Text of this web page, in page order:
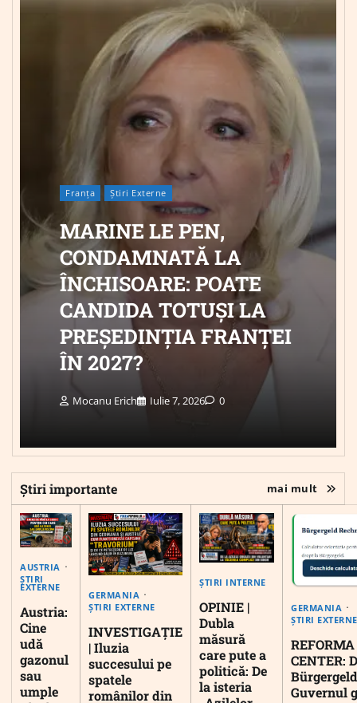
Franța Știri Externe
MARINE LE PEN,
CONDAMNATĂ LA
ÎNCHISOARE: POATE
CANDIDA TOTUȘI LA
PREȘEDINȚIA FRANȚEI
ÎN 2027?
Mocanu Erich Iulie 7, 2026 0
Știri importante mai mult
AUSTRIA
ȘTIRI
EXTERNE
Austria:
Cine
udă
gazonul
sau
umple
GERMANIA
ȘTIRI EXTERNE
INVESTIGAȚIE
| Iluzia
succesului pe
spatele
românilor din
ȘTIRI INTERNE
OPINIE |
Dubla
măsură
care pute a
politică: De
la isteria
GERMANIA
ȘTIRI EXTERNE
CENTER:
Guvernul